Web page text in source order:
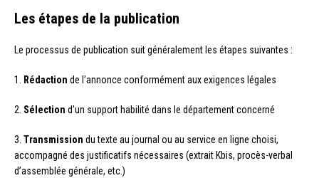
Les étapes de la publication
Le processus de publication suit généralement les étapes suivantes :
1. Rédaction de l’annonce conformément aux exigences légales
2. Sélection d’un support habilité dans le département concerné
3. Transmission du texte au journal ou au service en ligne choisi,
accompagné des justificatifs nécessaires (extrait Kbis, procès-verbal
d’assemblée générale, etc.)